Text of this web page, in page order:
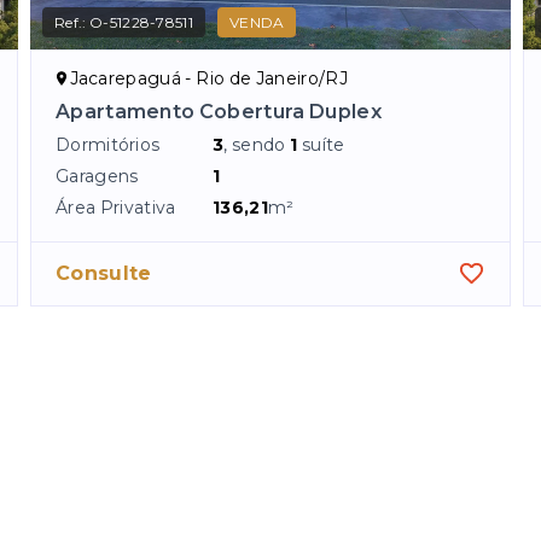
Ref.: O-51228-78511 VENDA
Jacarepaguá - Rio de Janeiro/RJ
Apartamento Cobertura Duplex
Dormitórios 3, sendo 1 suíte
Garagens
1
Área Privativa
136,21m²
Consulte